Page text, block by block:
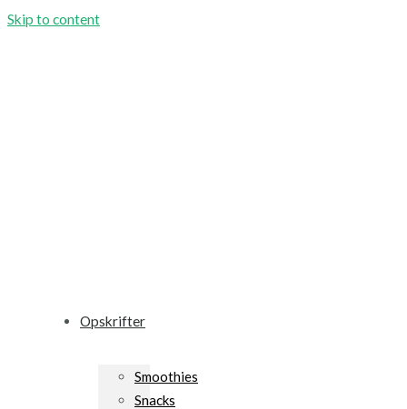
Skip to content
Opskrifter
Smoothies
Snacks